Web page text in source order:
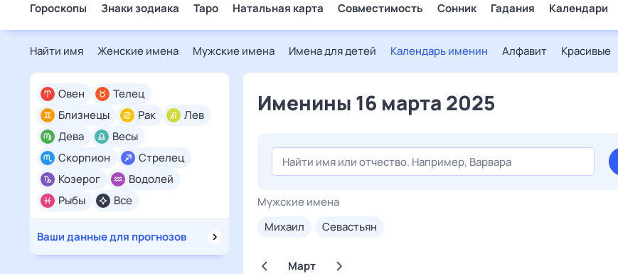
Гороскопы Знаки зодиака Таро Натальная карта Совместимость Сонник Гадания Календари
Найти имя Женские имена Мужские имена Имена для детей Календарь именин Алфавит Красивые
Все
Овен
Телец
Близнецы
Рак
Лев
Дева
Весы
Скорпион
Стрелец
Козерог
Водолей
Рыбы
Ваши данные для прогнозов
Именины 16 марта 2025
Мужские имена
михаил
севастьян
Март